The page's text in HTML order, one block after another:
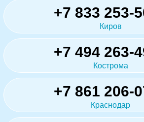
+7 833 253-
Киров
+7 494 263-
Кострома
+7 861 206-
Краснодар